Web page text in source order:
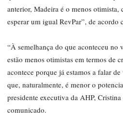
anterior, Madeira é o menos
esperar um igual RevPar”, de acordo
“À semelhança do que aconteceu no
estão menos otimistas em termos de
acontece porque já estamos a falar
que, naturalmente, é menor o
presidente executiva da AHP,
comunicado.